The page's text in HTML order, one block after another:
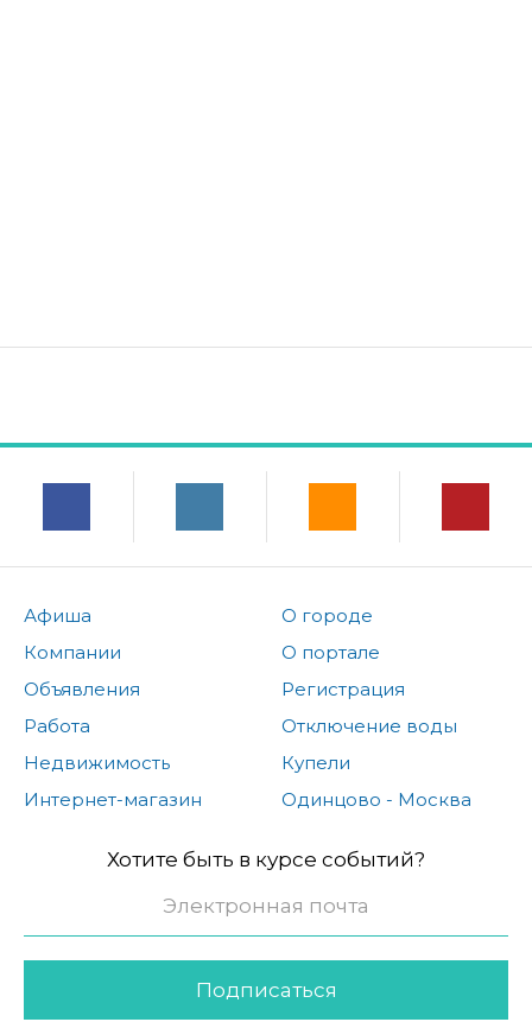
Афиша
Компании
Объявления
Работа
Недвижимость
Интернет-магазин
О городе
О портале
Регистрация
Отключение воды
Купели
Одинцово - Москва
Хотите быть в курсе событий?
Подписаться